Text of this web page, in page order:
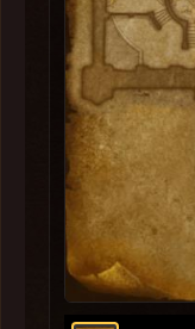
燃烧的远征
经典旧世